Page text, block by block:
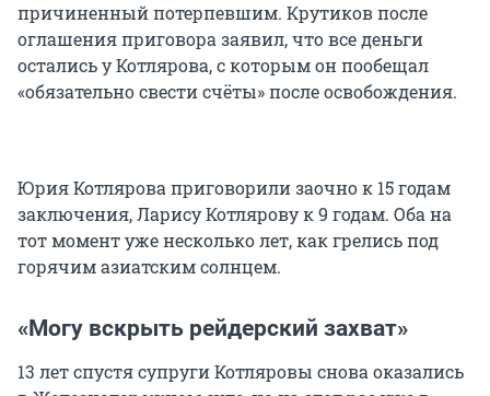
причиненный потерпевшим. Крутиков после
оглашения приговора заявил, что все деньги
остались у Котлярова, с которым он пообещал
«обязательно свести счёты» после освобождения.
Юрия Котлярова приговорили заочно к 15 годам
заключения, Ларису Котлярову к 9 годам. Оба на
тот момент уже несколько лет, как грелись под
горячим азиатским солнцем.
«Могу вскрыть рейдерский захват»
13 лет спустя супруги Котляровы снова оказались